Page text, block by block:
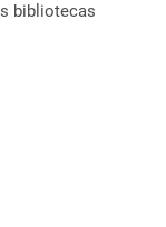
bibliotecas